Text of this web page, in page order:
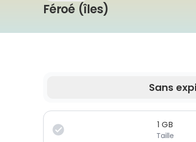
Féroé (îles) eSIM |
Sans
Vos données sont valides pendant une
1 GB
Taille